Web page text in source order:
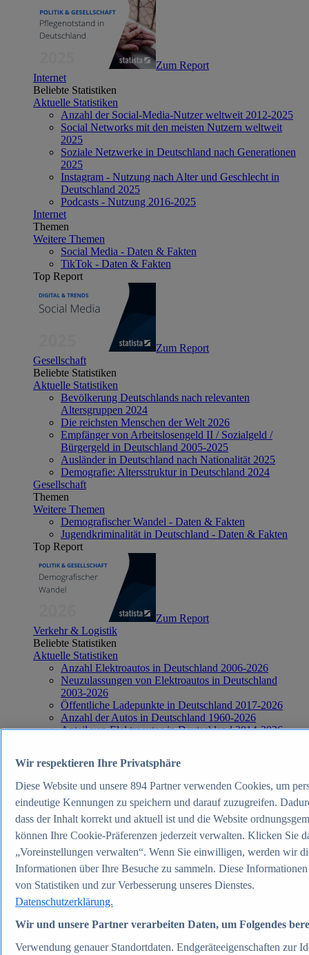
Zum Report
Internet
Beliebte Statistiken
Aktuelle Statistiken
Anzahl der Social-Media-Nutzer weltweit 2012-2025
Social Networks mit den meisten Nutzern weltweit
2025
Soziale Netzwerke in Deutschland nach Generationen
2025
Instagram - Nutzung nach Alter und Geschlecht in
Deutschland 2025
Podcasts - Nutzung 2016-2025
Internet
Themen
Weitere Themen
Social Media - Daten & Fakten
TikTok - Daten & Fakten
Top Report
Zum Report
Gesellschaft
Beliebte Statistiken
Aktuelle Statistiken
Bevölkerung Deutschlands nach relevanten
Altersgruppen 2024
Die reichsten Menschen der Welt 2026
Empfänger von Arbeitslosengeld II / Sozialgeld /
Bürgergeld in Deutschland 2005-2025
Ausländer in Deutschland nach Nationalität 2025
Demografie: Altersstruktur in Deutschland 2024
Gesellschaft
Themen
Weitere Themen
Demografischer Wandel - Daten & Fakten
Jugendkriminalität in Deutschland - Daten & Fakten
Top Report
Zum Report
Verkehr & Logistik
Beliebte Statistiken
Aktuelle Statistiken
Anzahl Elektroautos in Deutschland 2006-2026
Neuzulassungen von Elektroautos in Deutschland
2003-2026
Öffentliche Ladepunkte in Deutschland 2017-2026
Anzahl der Autos in Deutschland 1960-2026
Anteil von Elektroautos in Deutschland 2014-2026
Weitere Themen
Elektromobilität in Deutschland - Daten & Fakten
Straßenverkehrsunfälle in Deutschland - Daten &
Fakten
Top Report
Zum Report
Energie & Umwelt
Aktuelle Statistiken
1998-2026
Wir respektieren Ihre Privatsphäre
Diese Website und unsere 894 Partner verwenden Cookies, um
eindeutige Kennungen zu speichern und darauf zuzugreifen.
dass der Inhalt korrekt und aktuell ist und die Website
können Ihre Cookie-Präferenzen jederzeit verwalten. Klicken Sie
„Voreinstellungen verwalten“. Wenn Sie einwilligen, werden wir
Informationen über Ihre Besuche zu sammeln. Diese
von Statistiken und zur Verbesserung unseres Dienstes.
Datenschutzerklärung.
Wir und unsere Partner verarbeiten Daten, um Folgendes
Verwendung genauer Standortdaten. Endgeräteeigenschaften zur